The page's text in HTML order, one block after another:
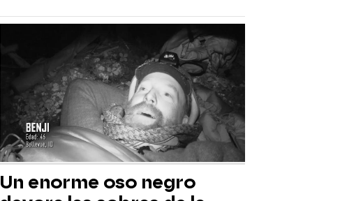
Un enorme oso negro